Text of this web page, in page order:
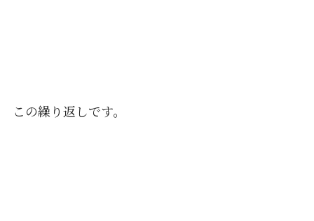
この繰り返しです。